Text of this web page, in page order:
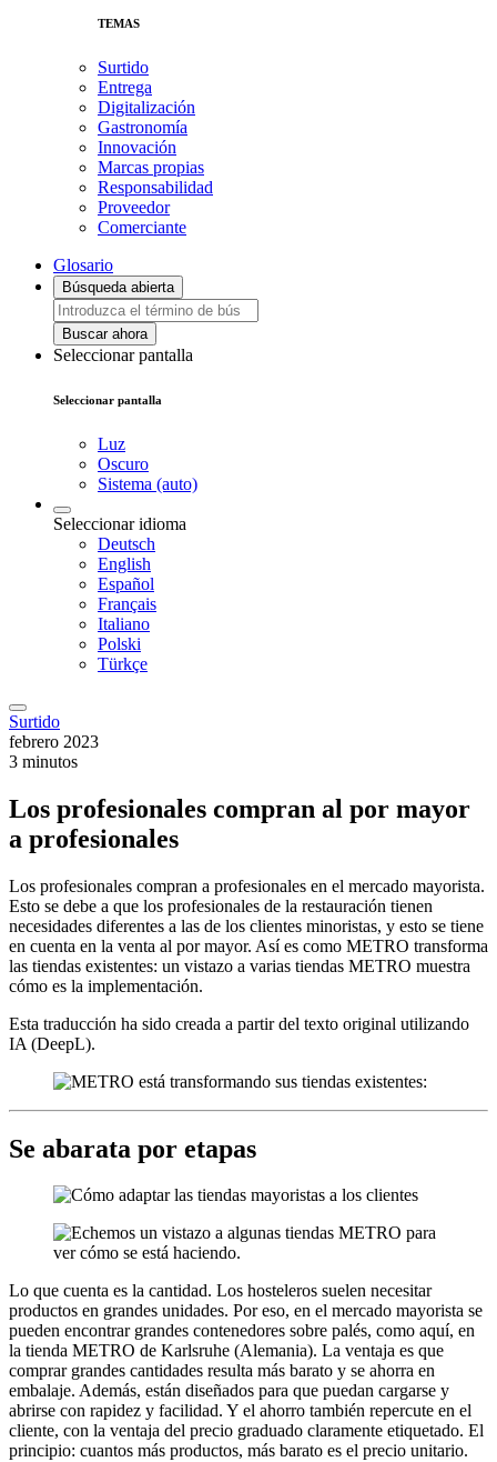
TEMAS
Surtido
Entrega
Digitalización
Gastronomía
Innovación
Marcas propias
Responsabilidad
Proveedor
Comerciante
Glosario
Búsqueda abierta
Buscar ahora
Seleccionar pantalla
Seleccionar pantalla
Luz
Oscuro
Sistema (auto)
Seleccionar idioma
Deutsch
English
Español
Français
Italiano
Polski
Türkçe
Surtido
febrero 2023
3 minutos
Los profesionales compran al por mayor
a profesionales
Los profesionales compran a profesionales en el mercado mayorista.
Esto se debe a que los profesionales de la restauración tienen
necesidades diferentes a las de los clientes minoristas, y esto se tiene
en cuenta en la venta al por mayor. Así es como METRO transforma
las tiendas existentes: un vistazo a varias tiendas METRO muestra
cómo es la implementación.
Esta traducción ha sido creada a partir del texto original utilizando
IA (DeepL).
Se abarata por etapas
Lo que cuenta es la cantidad. Los hosteleros suelen necesitar
productos en grandes unidades. Por eso, en el mercado mayorista se
pueden encontrar grandes contenedores sobre palés, como aquí, en
la tienda METRO de Karlsruhe (Alemania). La ventaja es que
comprar grandes cantidades resulta más barato y se ahorra en
embalaje. Además, están diseñados para que puedan cargarse y
abrirse con rapidez y facilidad. Y el ahorro también repercute en el
cliente, con la ventaja del precio graduado claramente etiquetado. El
principio: cuantos más productos, más barato es el precio unitario.